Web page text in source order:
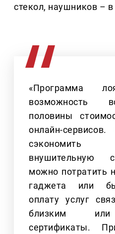
стекол, наушников –
«Программа
возможность
половины
онлайн-
внушительную
можно потратить
гаджета или
оплату услуг
близким или
сертификаты.